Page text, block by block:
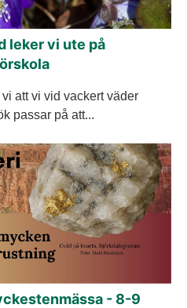
leker vi ute på
att vi vid vackert väder
passar på att...
- 8-9